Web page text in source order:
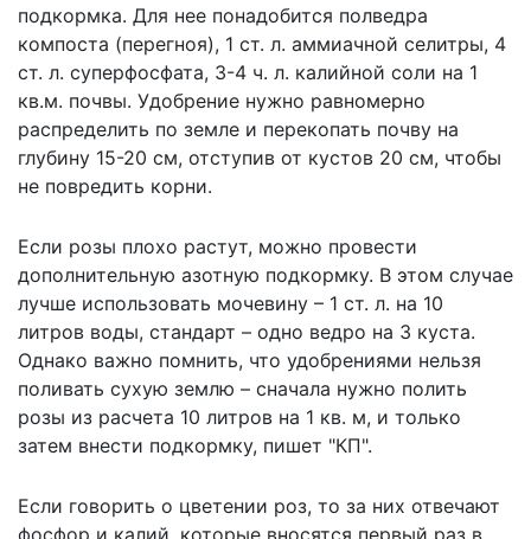
подкормка. Для нее понадобится полведра
компоста (перегноя), 1 ст. л. аммиачной селитры, 4
ст. л. суперфосфата, 3-4 ч. л. калийной соли на 1
кв.м. почвы. Удобрение нужно равномерно
распределить по земле и перекопать почву на
глубину 15-20 см, отступив от кустов 20 см, чтобы
не повредить корни.
Если розы плохо растут, можно провести
дополнительную азотную подкормку. В этом случае
лучше использовать мочевину – 1 ст. л. на 10
литров воды, стандарт – одно ведро на 3 куста.
Однако важно помнить, что удобрениями нельзя
поливать сухую землю – сначала нужно полить
розы из расчета 10 литров на 1 кв. м, и только
затем внести подкормку, пишет "КП".
Если говорить о цветении роз, то за них отвечают
фосфор и калий, которые вносятся первый раз в